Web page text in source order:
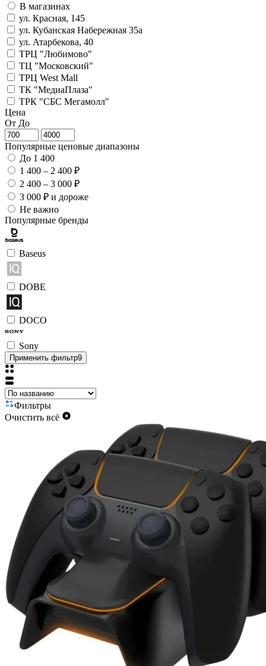
В магазинах
ул. Красная, 145
ул. Кубанская Набережная 35а
ул. Атарбекова, 40
ТРЦ "Любимово"
ТЦ "Московский"
ТРЦ West Mall
ТК "МедиаПлаза"
ТРК "СБС Мегамолл"
Цена
От До
Популярные ценовые диапазоны
До 1 400
1 400 – 2 400 ₽
2 400 – 3 000 ₽
3 000 ₽ и дороже
Не важно
Популярные бренды
Baseus
DOBE
DOCO
Sony
Применить фильтр9
Фильтры
Очистить всё